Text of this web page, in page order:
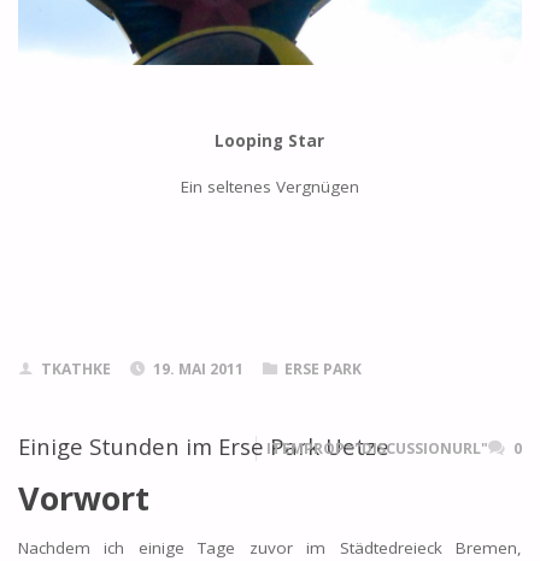
Looping Star
Ein seltenes Vergnügen
TKATHKE 19. MAI 2011 ERSE PARK
Einige Stunden im Erse Park Uetze
ITEMPROP="DISCUSSIONURL" 0
Vorwort
Nachdem ich einige Tage zuvor im Städtedreieck Bremen,